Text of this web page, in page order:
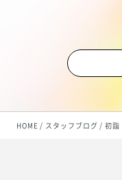
HOME スタッフブログ 初詣